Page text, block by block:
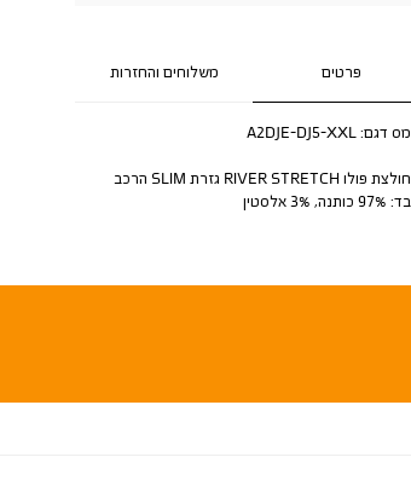
פרטים משלוחים והחזרות
מס דגם: A2DJE-DJ5-XXL
חולצת פולו RIVER STRETCH גזרת SLIM הרכב
בד: 97% כותנה, 3% אלסטין